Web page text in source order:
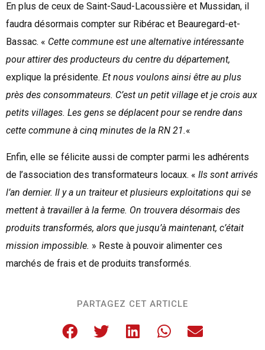
En plus de ceux de Saint-Saud-Lacoussière et Mussidan, il
faudra désormais compter sur Ribérac et Beauregard-et-
Bassac. « Cette commune est une alternative intéressante
pour attirer des producteurs du centre du département,
explique la présidente. Et nous voulons ainsi être au plus
près des consommateurs. C’est un petit village et je crois aux
petits villages. Les gens se déplacent pour se rendre dans
cette commune à cinq minutes de la RN 21.«
Enfin, elle se félicite aussi de compter parmi les adhérents
de l’association des transformateurs locaux. « Ils sont arrivés
l’an dernier. Il y a un traiteur et plusieurs exploitations qui se
mettent à travailler à la ferme. On trouvera désormais des
produits transformés, alors que jusqu’à maintenant, c’était
mission impossible. » Reste à pouvoir alimenter ces
marchés de frais et de produits transformés.
PARTAGEZ CET ARTICLE